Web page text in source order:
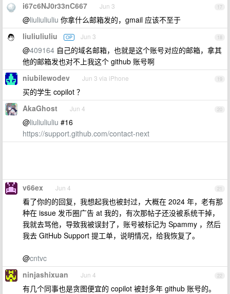
17
i67c6NJ0r33nC667 Jun 3
@liuliuliuliu 你拿什么邮箱发的，gmail 应该不至于
18
liuliuliuliu OP Jun 3
@409164 自己的域名邮箱，也就是这个账号对应的邮箱，拿其
他的邮箱发也对不上我这个 github 账号啊
19
niubilewodev Jun 3 via iPhone
买的学生 copilot ？
20
AkaGhost Jun 4
@liuliuliuliu #16
https://support.github.com/contact-next
21
v66ex Jun 4
看了你的的回复，我想起我也被封过，大概在 2024 年，老有那
种在 issue 发币圈广告 at 我的，有次那帖子还没被系统干掉，
我就去骂他，导致我被误封了，账号被标记为 Spammy ，然后
我去 GitHub Support 提工单，说明情况，给我恢复了。
@cntvc
22
ninjashixuan Jun 4
有几个同事也是贪图便宜的 copilot 被封多年 github 账号的。